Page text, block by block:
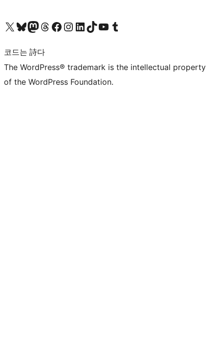
X(이전 트위터) 계정 방문하기블루스카이 계정 방문하기마스토돈 계정 방문하기스레드 계정 방문하기 페이스북 페이지 방문하기인스타그램 계정 방문하기 LinkedIn 계정 방문하기틱톡 계정 방문하기유튜브 채널 방문하기 텀블러 계정 방문하기
코드는 詩다
The WordPress® trademark is the intellectual property
of the WordPress Foundation.